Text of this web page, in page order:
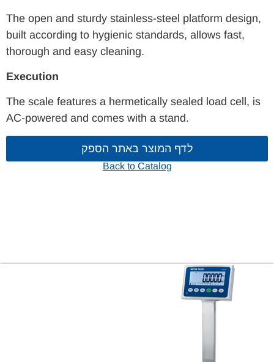
The open and sturdy stainless-steel platform design,
built according to hygienic standards, allows fast,
thorough and easy cleaning.
Execution
The scale features a hermetically sealed load cell, is
AC-powered and comes with a stand.
לדף המוצר באתר הספק
Back to Catalog